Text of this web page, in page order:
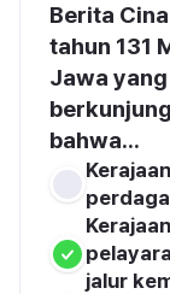
Berita
tahun 131
Jawa
bahwa...
jalur